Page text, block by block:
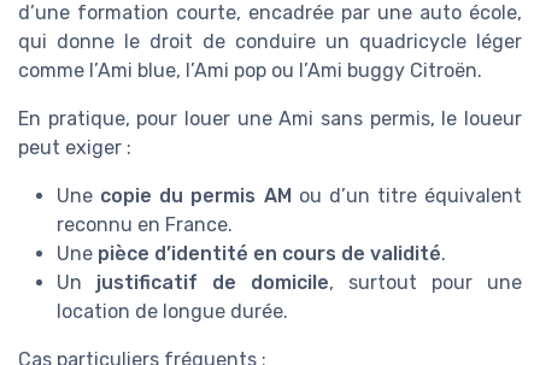
d’une formation courte, encadrée par une auto école,
qui donne le droit de conduire un quadricycle léger
comme l’Ami blue, l’Ami pop ou l’Ami buggy Citroën.
En pratique, pour louer une Ami sans permis, le loueur
peut exiger :
Une copie du permis AM ou d’un titre équivalent
reconnu en France.
Une pièce d’identité en cours de validité.
Un justificatif de domicile, surtout pour une
location de longue durée.
Cas particuliers fréquents :